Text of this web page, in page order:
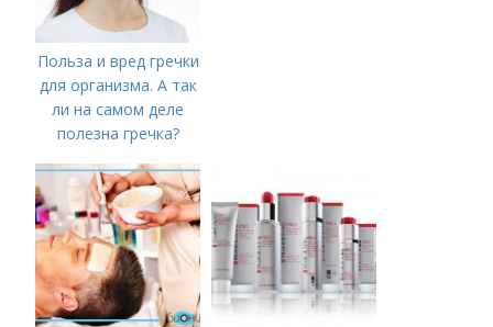
Польза и вред гречки
для организма. А так
ли на самом деле
полезна гречка?